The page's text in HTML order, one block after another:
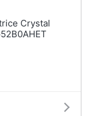
Crystal